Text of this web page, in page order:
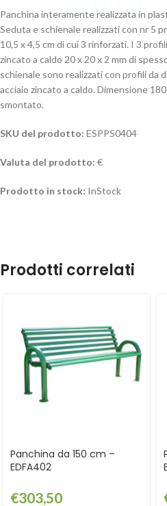
Panchina interamente realizzata in
Seduta e schienale realizzati con nr 5
10,5 x 4,5 cm di cui 3 rinforzati. I 3
zincato a caldo 20 x 20 x 2 mm di
schienale sono realizzati con profili da
acciaio zincato a caldo. Dimensione
smontato.
SKU del prodotto: ESPPS0404
Valuta del prodotto: €
Prodotto in stock: InStock
Prodotti correlati
Panchina da 150 cm –
EDFA402
€303,50